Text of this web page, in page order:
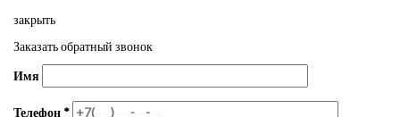
закрыть
Заказать обратный звонок
Имя
Телефон *